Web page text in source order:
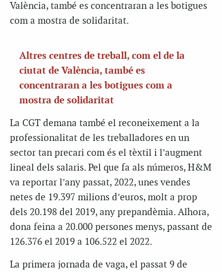
València, també es concentraran a les botigues
com a mostra de solidaritat.
Altres centres de treball, com el de la
ciutat de València, també es
concentraran a les botigues com a
mostra de solidaritat
La CGT demana també el reconeixement a la
professionalitat de les treballadores en un
sector tan precari com és el tèxtil i l’augment
lineal dels salaris. Pel que fa als números, H&M
va reportar l’any passat, 2022, unes vendes
netes de 19.397 milions d’euros, molt a prop
dels 20.198 del 2019, any prepandèmia. Alhora,
dona feina a 20.000 persones menys, passant de
126.376 el 2019 a 106.522 el 2022.
La primera jornada de vaga, el passat 9 de